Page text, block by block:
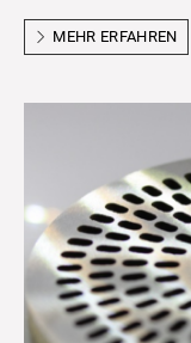
MEHR ERFAHREN